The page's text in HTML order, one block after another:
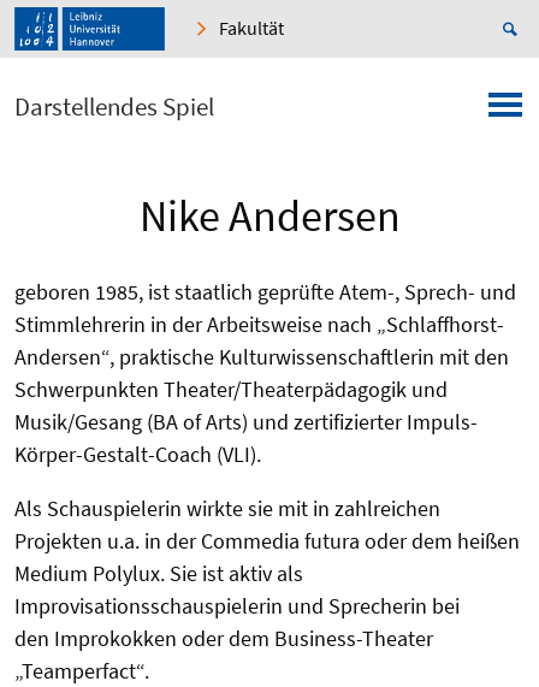
Fakultät
Darstellendes Spiel
Nike Andersen
geboren 1985, ist staatlich geprüfte Atem-, Sprech- und
Stimmlehrerin in der Arbeitsweise nach „Schlaffhorst-
Andersen“, praktische Kulturwissenschaftlerin mit den
Schwerpunkten Theater/Theaterpädagogik und
Musik/Gesang (BA of Arts) und zertifizierter Impuls-
Körper-Gestalt-Coach (VLI).
Als Schauspielerin wirkte sie mit in zahlreichen
Projekten u.a. in der Commedia futura oder dem heißen
Medium Polylux. Sie ist aktiv als
Improvisationsschauspielerin und Sprecherin bei
den Improkokken oder dem Business-Theater
„Teamperfact“.